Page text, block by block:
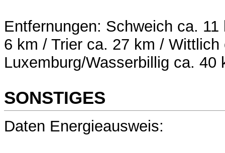
Entfernungen: Schweich ca.
6 km / Trier ca. 27 km /
Luxemburg/Wasserbillig ca. 40
SONSTIGES
Daten Energieausweis: